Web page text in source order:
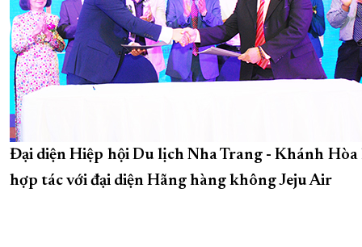
Đại diện Hiệp hội Du lịch Nha Trang - Khánh
hợp tác với đại diện Hãng hàng không Jeju Air